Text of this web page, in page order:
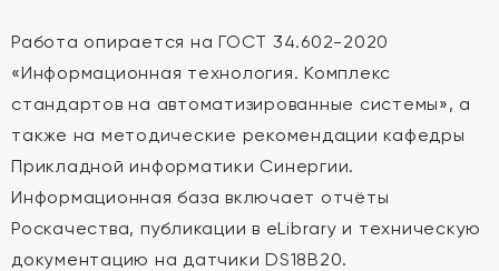
Работа опирается на ГОСТ 34.602-2020
«Информационная технология. Комплекс
стандартов на автоматизированные системы», а
также на методические рекомендации кафедры
Прикладной информатики Синергии.
Информационная база включает отчёты
Роскачества, публикации в eLibrary и техническую
документацию на датчики DS18B20.